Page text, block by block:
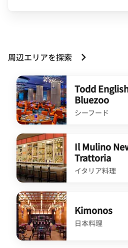
周辺エリアを探索
Todd
Bluezoo
シーフード
undefined Todd English's
Il Mulino
Trattoria
イタリア料理
undefined Il Mulino New York
Kimonos
日本料理